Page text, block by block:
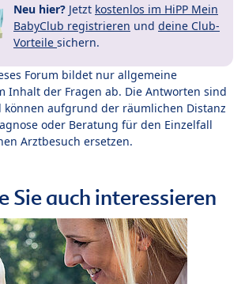
Neu hier? Jetzt kostenlos im HiPP Mein
BabyClub registrieren und deine Club-
Vorteile sichern.
Forum bildet nur allgemeine
Inhalt der Fragen ab. Die Antworten sind
aufgrund der räumlichen Distanz
oder Beratung für den Einzelfall
Arztbesuch ersetzen.
Sie auch interessieren